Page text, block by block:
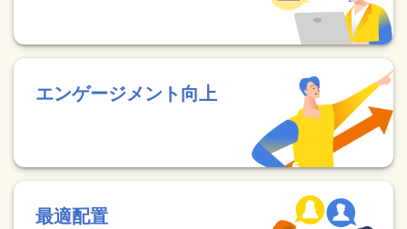
エンゲージメント向上
最適配置